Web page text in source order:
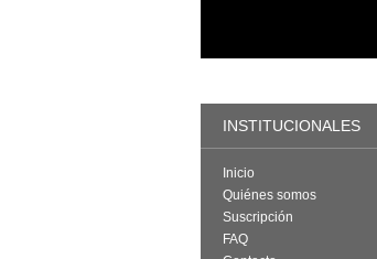
INSTITUCIONALES
Inicio
Quiénes somos
Suscripción
FAQ